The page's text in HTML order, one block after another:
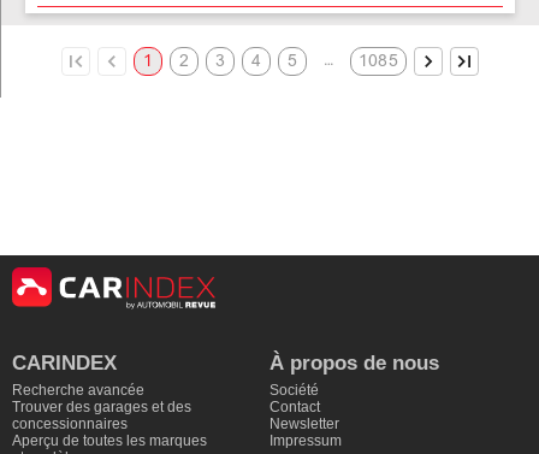
1 2 3 4 5 … 1085
CARINDEX
Recherche avancée
Trouver des garages et des
concessionnaires
Aperçu de toutes les marques
À propos de nous
Société
Contact
Newsletter
Impressum